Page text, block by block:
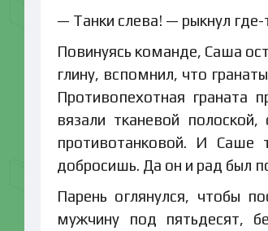
— Танки слева! — рыкнул
Повинуясь команде, Саша
глину, вспомнил, что
Противопехотная граната
вязали тканевой
противотанковой. И Саше
добросишь. Да он и рад был
Парень оглянулся, чтобы
мужчину под пятьдесят,